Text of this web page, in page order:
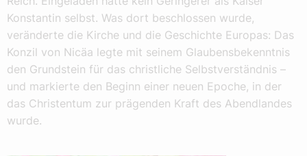
Konstantin selbst. Was dort beschlossen wurde,
veränderte die Kirche und die Geschichte Europas: Das
Konzil von Nicäa legte mit seinem Glaubensbekenntnis
den Grundstein für das christliche Selbstverständnis –
und markierte den Beginn einer neuen Epoche, in der
das Christentum zur prägenden Kraft des Abendlandes
wurde.